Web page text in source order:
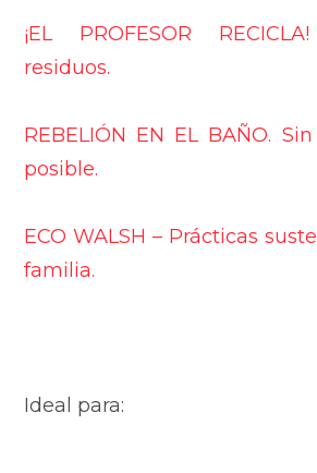
¡EL PROFESOR
residuos.
REBELIÓN EN EL BAÑO.
posible.
ECO WALSH – Prácticas
familia.
Ideal para: